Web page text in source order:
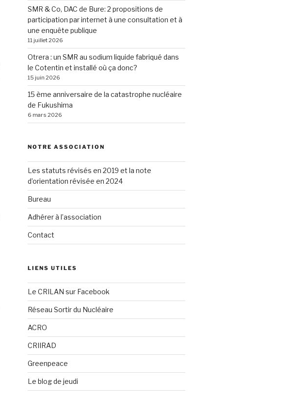
SMR & Co, DAC de Bure: 2 propositions de
participation par internet à une consultation et à
une enquête publique
11 juillet 2026
Otrera : un SMR au sodium liquide fabriqué dans
le Cotentin et installé où ça donc?
15 juin 2026
15 ème anniversaire de la catastrophe nucléaire
de Fukushima
6 mars 2026
NOTRE ASSOCIATION
Les statuts révisés en 2019 et la note
d’orientation révisée en 2024
Bureau
Adhérer à l’association
Contact
LIENS UTILES
Le CRILAN sur Facebook
Réseau Sortir du Nucléaire
ACRO
CRIIRAD
Greenpeace
Le blog de jeudi